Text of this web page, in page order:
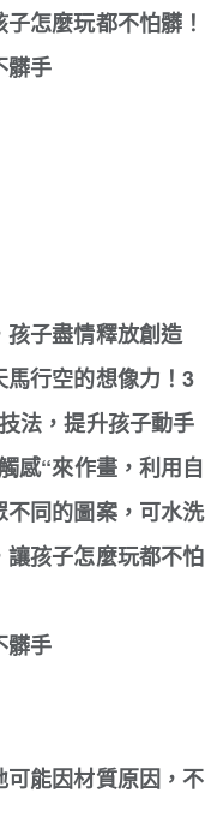
怎麼玩都不怕髒！
髒手
子盡情釋放創造
行空的想像力！3
法，提升孩子動手
感“來作畫，利用自
同的圖案，可水洗
孩子怎麼玩都不怕
髒手
能因材質原因，不